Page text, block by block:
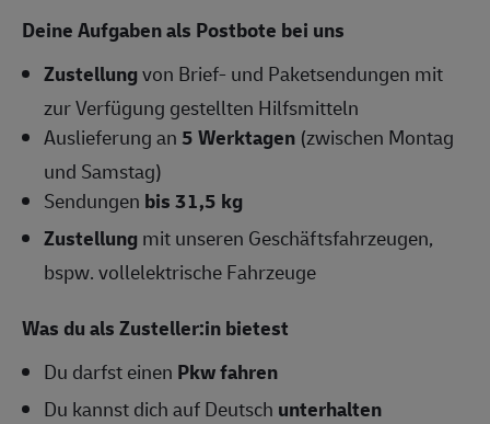
Deine Aufgaben als Postbote bei uns
Zustellungvon Brief- und Paketsendungen mit
zur Verfügung gestellten Hilfsmitteln
Auslieferung an5 Werktagen (zwischen Montag
und Samstag)
Sendungen bis 31,5 kg
Zustellungmit unseren Geschäftsfahrzeugen,
bspw. vollelektrische Fahrzeuge
Was du als Zusteller:in bietest
Du darfst einen Pkw fahren
Du kannst dich auf Deutsch unterhalten